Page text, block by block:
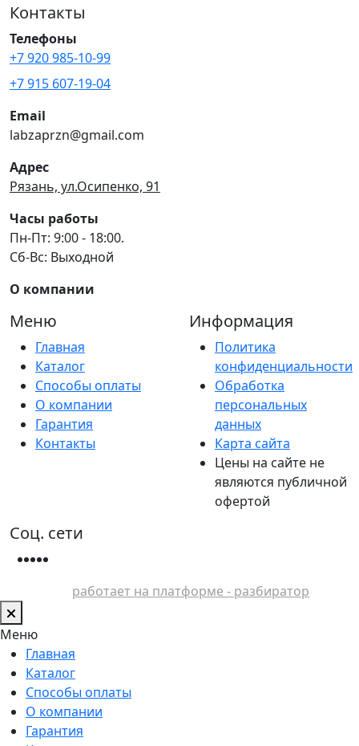
Контакты
Телефоны
+7 920 985-10-99
+7 915 607-19-04
Email
labzaprzn@gmail.com
Адрес
Рязань, ул.Осипенко, 91
Часы работы
Пн-Пт: 9:00 - 18:00.
Сб-Вс: Выходной
О компании
Меню
Главная
Каталог
Способы оплаты
О компании
Гарантия
Контакты
Информация
Политика
конфиденциальности
Обработка
персональных
данных
Карта сайта
Цены на сайте не
являются публичной
офертой
Соц. сети
работает на платформе - разбиратор
Меню
Главная
Каталог
Способы оплаты
О компании
Гарантия